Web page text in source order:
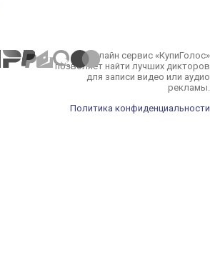
Онлайн сервис «КупиГолос»
позволяет найти лучших дикторов
для записи видео или аудио
рекламы.
Политика конфиденциальности